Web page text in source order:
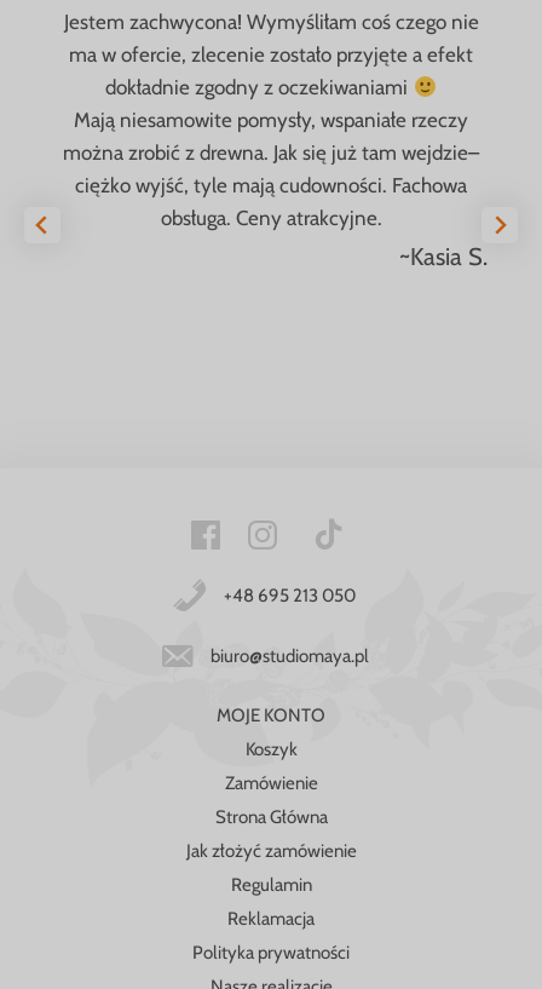
Jestem zachwycona! Wymyśliłam coś czego nie
ma w ofercie, zlecenie zostało przyjęte a efekt
dokładnie zgodny z oczekiwaniami
Mają niesamowite pomysły, wspaniałe rzeczy
można zrobić z drewna. Jak się już tam wejdzie–
ciężko wyjść, tyle mają cudowności. Fachowa
obsługa. Ceny atrakcyjne.
~Kasia S.
+48 695 213 050
biuro@studiomaya.pl
MOJE KONTO
Koszyk
Zamówienie
Strona Główna
Jak złożyć zamówienie
Regulamin
Reklamacja
Polityka prywatności